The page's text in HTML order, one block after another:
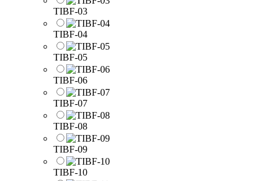
TIBF-03
TIBF-04
TIBF-05
TIBF-06
TIBF-07
TIBF-08
TIBF-09
TIBF-10